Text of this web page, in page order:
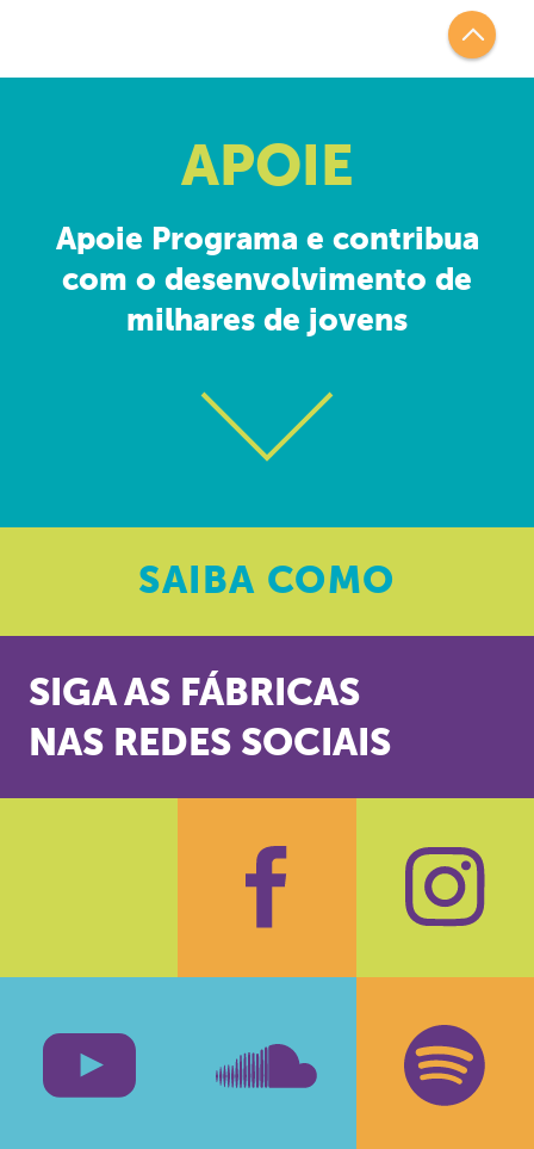
APOIE
Apoie Programa e contribua
com o desenvolvimento de
milhares de jovens
SAIBA COMO
SIGA AS FÁBRICAS
NAS REDES SOCIAIS
Facebook